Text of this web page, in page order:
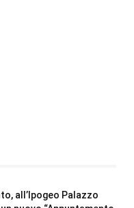
all’Ipogeo Palazzo